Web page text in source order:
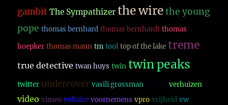
gambit The Sympathizer the wire the young
pope thomas bernhard thomas bernhardt thomas
hoepker thomas mann tm tool top of the lake treme
true detective twan huys twin twin peaks
twitter undercover vasili grossman verhuizen
video vimeo voltaire voornemens vpro vrijheid vw